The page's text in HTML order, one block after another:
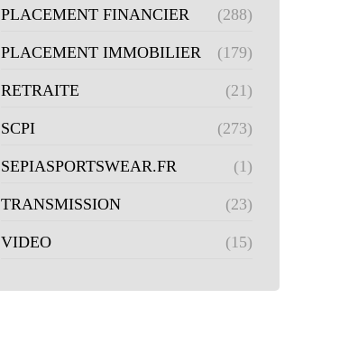
PLACEMENT FINANCIER (288)
PLACEMENT IMMOBILIER (179)
RETRAITE (21)
SCPI (273)
SEPIASPORTSWEAR.FR (1)
TRANSMISSION (23)
VIDEO (15)